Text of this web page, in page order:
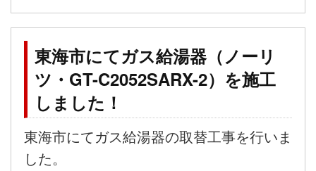
東海市にてガス給湯器（ノーリ
ツ・GT-C2052SARX-2）を施工
しました！
東海市にてガス給湯器の取替工事を行いま
した。